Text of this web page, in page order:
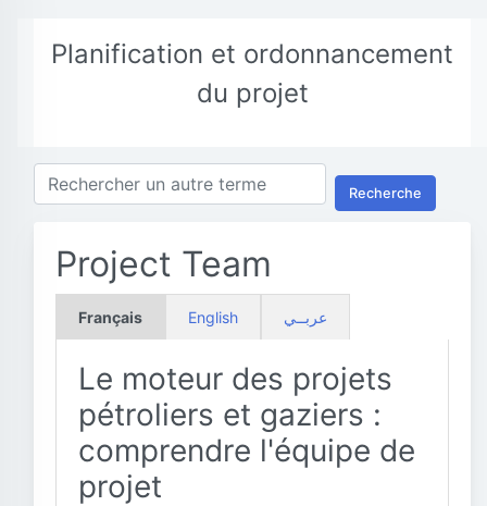
Planification et ordonnancement
du projet
Recherche
Project Team
Français English عربــي
Le moteur des projets
pétroliers et gaziers :
comprendre l'équipe de
projet